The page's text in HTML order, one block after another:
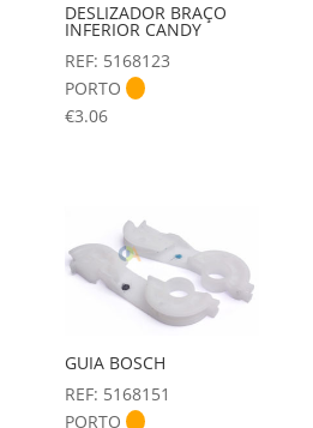
DESLIZADOR BRAÇO
INFERIOR CANDY
REF: 5168123
PORTO
€3.06
GUIA BOSCH
REF: 5168151
PORTO